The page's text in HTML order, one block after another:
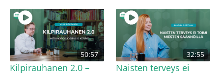
50:57
Kilpirauhanen 2.0 –
32:55
Naisten terveys ei